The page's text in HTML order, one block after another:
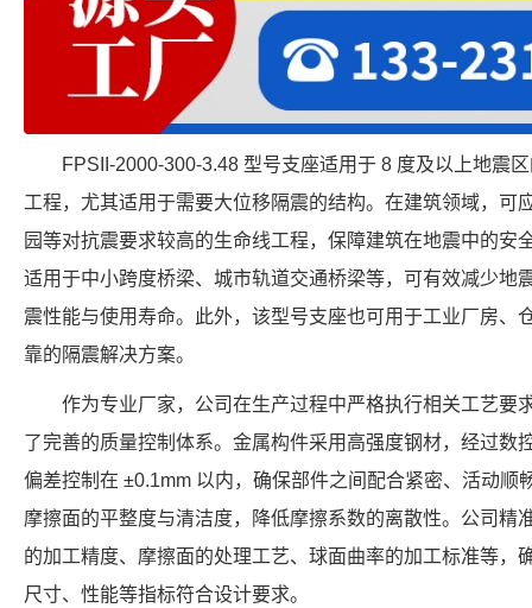
FPSII-2000-300-3.48 型号支座适用于 8 度及以上地震
工程，尤其适用于需要大位移隔震的结构。在建筑领域，可
园等对抗震要求较高的生命线工程，保障建筑在地震中的安
适用于中小跨度桥梁、城市轨道交通桥梁等，可有效减少地
震性能与使用寿命。此外，该型号支座也可用于工业厂房、
靠的隔震解决方案。
作为专业厂家，公司在生产过程中严格执行相关工艺要
了完善的质量控制体系。金属构件采用高强度钢材，经过数
偏差控制在 ±0.1mm 以内，确保部件之间配合紧密、活动顺
摩擦面的平整度与清洁度，降低摩擦系数的离散性。公司精
的加工精度、摩擦面的处理工艺、球面曲率的加工标准等，
尺寸、性能等指标符合设计要求。